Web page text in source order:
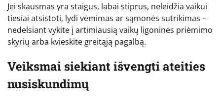
Jei skausmas yra staigus, labai stiprus, neleidžia vaikui
tiesiai atsistoti, lydi vėmimas ar sąmonės sutrikimas –
nedelsiant vykite į artimiausią vaikų ligoninės priėmimo
skyrių arba kvieskite greitąją pagalbą.
Veiksmai siekiant išvengti ateities
nusiskundimų